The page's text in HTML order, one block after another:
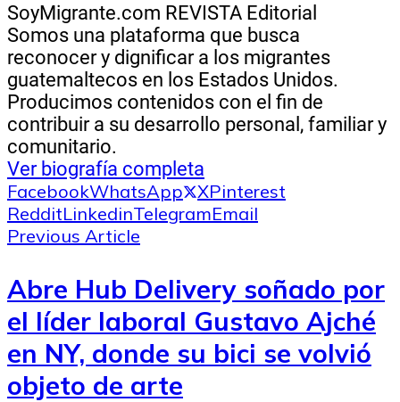
SoyMigrante.com REVISTA Editorial
Somos una plataforma que busca
reconocer y dignificar a los migrantes
guatemaltecos en los Estados Unidos.
Producimos contenidos con el fin de
contribuir a su desarrollo personal, familiar y
comunitario.
Ver biografía completa
FacebookWhatsApp XPinterest
RedditLinkedinTelegramEmail
Previous Article
Abre Hub Delivery soñado por
el líder laboral Gustavo Ajché
en NY, donde su bici se volvió
objeto de arte